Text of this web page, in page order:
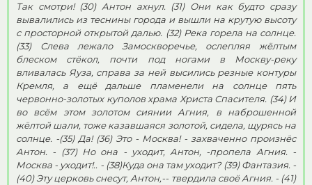
Так смотри! (30) Антон ахнул. (31) Они как будто сразу
вывалились из теснины города и вышли на крутую высоту
с просторной открытой далью. (32) Река горела на солнце.
(33) Слева лежало Замоскворечье, ослепляя жёлтым
блеском стёкол, почти под ногами в Москву-реку
вливалась Яуза, справа за ней высились резные контуры
Кремля, а ещё дальше пламенели на солнце пять
червонно-золотых куполов храма Христа Спасителя. (34) И
во всём этом золотом сиянии Агния, в наброшенной
жёлтой шали, тоже казавшаяся золотой, сидела, щурясь на
солнце. -(35) Да! (36) Это - Москва! - захваченно произнёс
Антон. - (37) Но она - уходит, Антон, -пропела Агния. -
Москва - уходит!.. - (38)Куда она там уходит? (39) Фантазия. -
(40) Эту церковь снесут, Антон,-- твердила своё Агния. - (41)